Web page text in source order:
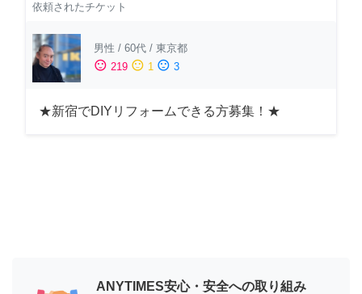
依頼されたチケット
男性 / 60代 / 東京都
sentiment_satisfied 219 sentiment_neutral 1 sentiment_dissatisfied 3
★新宿でDIYリフォームできる方募集！★
ANYTIMES安心・安全への取り組み